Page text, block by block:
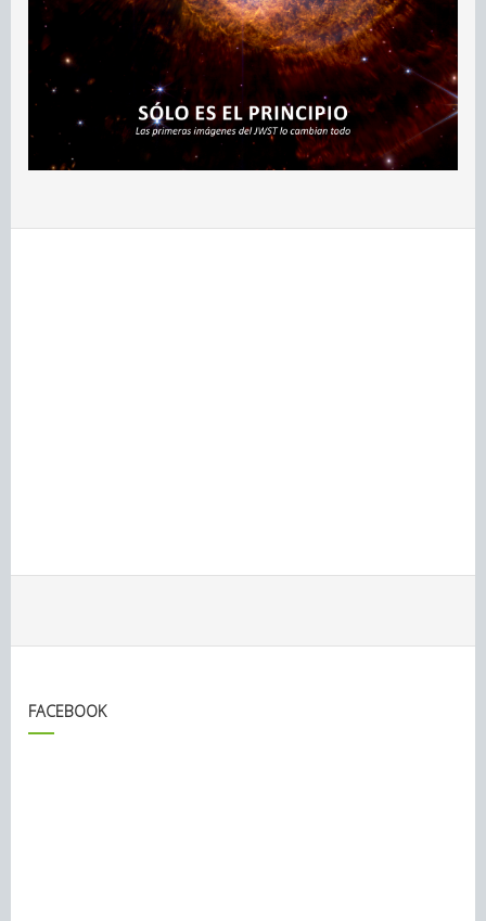
FACEBOOK